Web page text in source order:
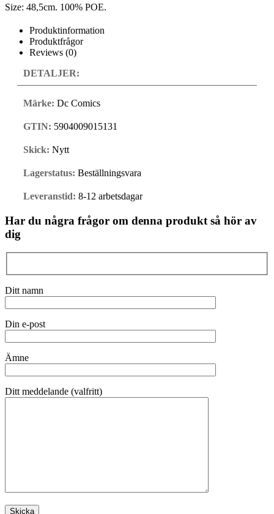
Size: 48,5cm. 100% POE.
Produktinformation
Produktfrågor
Reviews (0)
DETALJER:
Märke: Dc Comics
GTIN: 5904009015131
Skick: Nytt
Lagerstatus: Beställningsvara
Leveranstid: 8-12 arbetsdagar
Har du några frågor om denna produkt så hör av
dig
Ditt namn
Din e-post
Ämne
Ditt meddelande (valfritt)